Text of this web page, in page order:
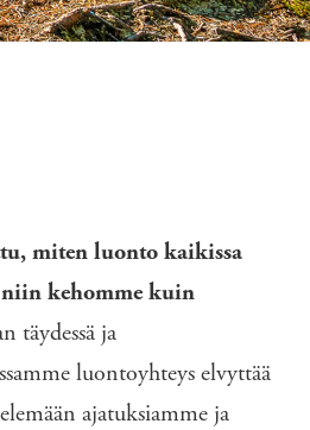
miten luonto kaikissa
niin kehomme kuin
täydessä ja
luontoyhteys elvyttää
ajatuksiamme ja